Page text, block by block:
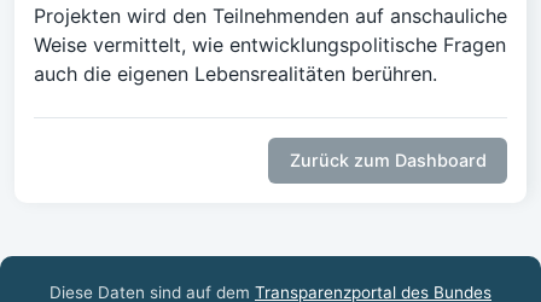
Projekten wird den Teilnehmenden auf anschauliche
Weise vermittelt, wie entwicklungspolitische Fragen
auch die eigenen Lebensrealitäten berühren.
Zurück zum Dashboard
Diese Daten sind auf dem Transparenzportal des Bundes